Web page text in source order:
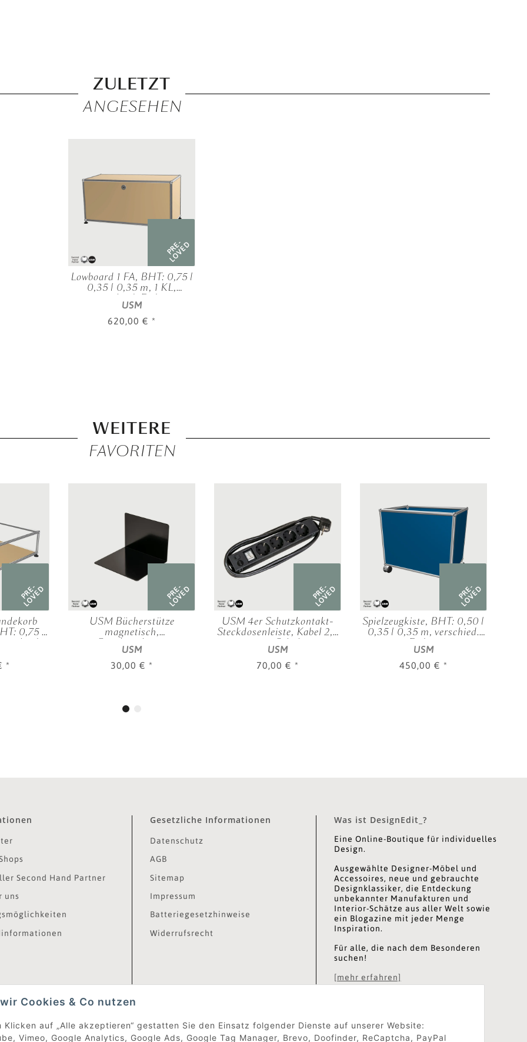
Cookies & Co nutzen
Klicken auf „Alle akzeptieren“ gestatten Sie den Einsatz folgender Dienste auf unserer Website:
Vimeo, Google Analytics, Google Ads, Google Tag Manager, Brevo, Doofinder, ReCaptcha, PayPal
ZULETZT
ANGESEHEN
PRE-
LOVED
Lowboard 1 FA, BHT: 0,75 |
0,35 | 0,35 m, 1 KL,
verschied. Farben
USM
620,00 € *
WEITERE
FAVORITEN
PRE-
LOVED
0,75 |
*
PRE-
LOVED
USM Bücherstütze
magnetisch,
Graphitschwarz
USM
30,00 € *
PRE-
LOVED
USM 4er Schutzkontakt-
Steckdosenleiste, Kabel 2,5
m, mit Schalter
USM
70,00 € *
PRE-
LOVED
Spielzeugkiste, BHT: 0,50 |
0,35 | 0,35 m, verschied.
Farben
USM
450,00 € *
Second Hand Partner
uns
Gesetzliche Informationen
Datenschutz
AGB
Sitemap
Impressum
Batteriegesetzhinweise
Widerrufsrecht
Was ist DesignEdit_?
Eine Online-Boutique für individuelles
Design.
Ausgewählte Designer-Möbel und
Accessoires, neue und gebrauchte
Designklassiker, die Entdeckung
unbekannter Manufakturen und
Interior-Schätze aus aller Welt sowie
ein Blogazine mit jeder Menge
Inspiration.
Für alle, die nach dem Besonderen
suchen!
[mehr erfahren]